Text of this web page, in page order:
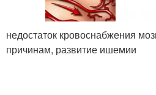
недостаток кровоснабжения
причинам, развитие ишемии